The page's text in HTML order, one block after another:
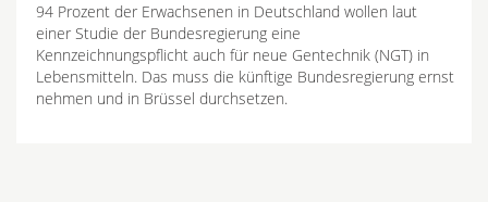
94 Prozent der Erwachsenen in Deutschland wollen laut
einer Studie der Bundesregierung eine
Kennzeichnungspflicht auch für neue Gentechnik (NGT) in
Lebensmitteln. Das muss die künftige Bundesregierung ernst
nehmen und in Brüssel durchsetzen.